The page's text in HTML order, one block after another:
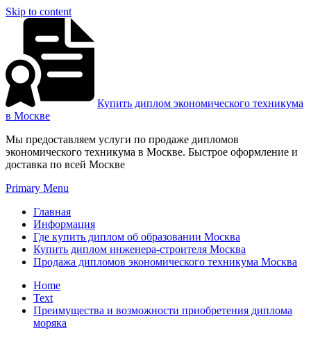
Skip to content
Купить диплом экономического техникума
в Москве
Мы предоставляем услуги по продаже дипломов
экономического техникума в Москве. Быстрое оформление и
доставка по всей Москве
Primary Menu
Главная
Информация
Где купить диплом об образовании Москва
Купить диплом инженера-строителя Москва
Продажа дипломов экономического техникума Москва
Home
Text
Преимущества и возможности приобретения диплома
моряка